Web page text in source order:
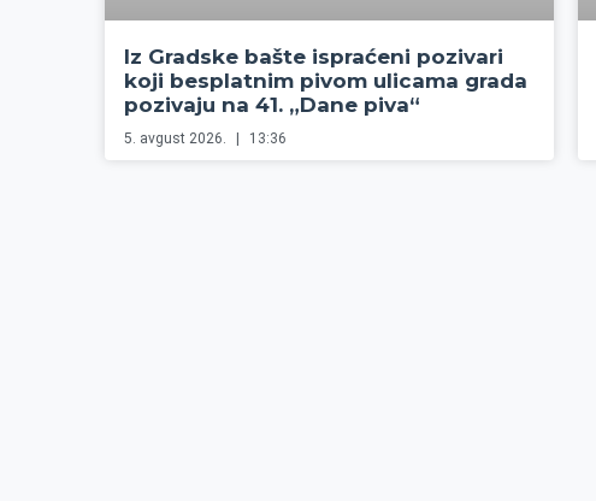
Iz Gradske bašte ispraćeni pozivari
koji besplatnim pivom ulicama grada
pozivaju na 41. „Dane piva“
5. avgust 2026. 13:36